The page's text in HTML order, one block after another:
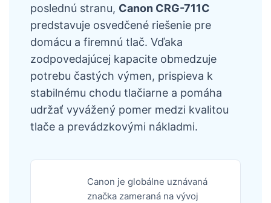
poslednú stranu, Canon CRG-711C
predstavuje osvedčené riešenie pre
domácu a firemnú tlač. Vďaka
zodpovedajúcej kapacite obmedzuje
potrebu častých výmen, prispieva k
stabilnému chodu tlačiarne a pomáha
udržať vyvážený pomer medzi kvalitou
tlače a prevádzkovými nákladmi.
Canon je globálne uznávaná
značka zameraná na vývoj